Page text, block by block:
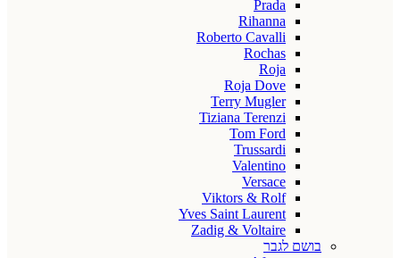
Prada
Rihanna
Roberto Cavalli
Rochas
Roja
Roja Dove
Terry Mugler
Tiziana Terenzi
Tom Ford
Trussardi
Valentino
Versace
Viktors & Rolf
Yves Saint Laurent
Zadig & Voltaire
בושם לגבר